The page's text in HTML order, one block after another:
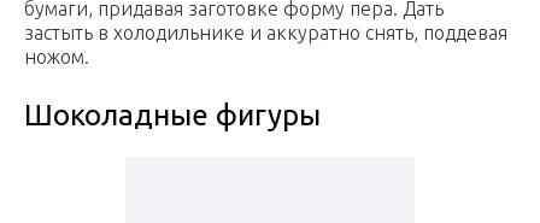
бумаги, придавая заготовке форму пера. Дать
застыть в холодильнике и аккуратно снять, поддевая
ножом.
Шоколадные фигуры